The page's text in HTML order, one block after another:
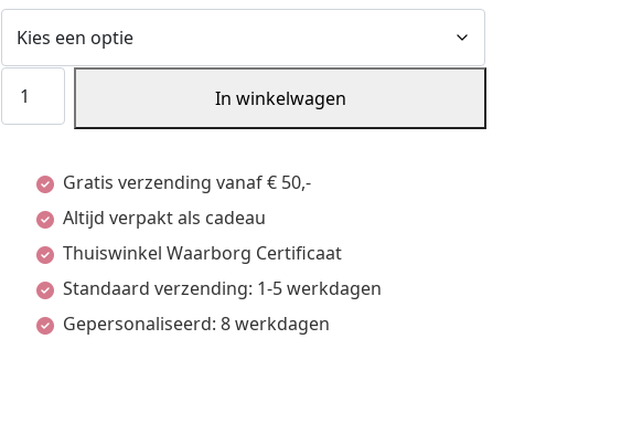
Oorringen
Gedraaid
Geelgoud
aantal
In winkelwagen
Gratis verzending vanaf € 50,-
Altijd verpakt als cadeau
Thuiswinkel Waarborg Certificaat
Standaard verzending: 1-5 werkdagen
Gepersonaliseerd: 8 werkdagen